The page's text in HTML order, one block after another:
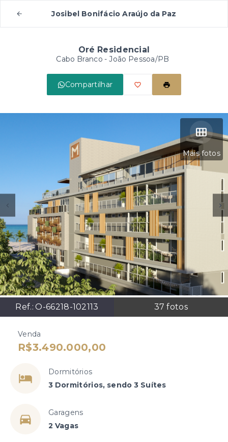
Josibel Bonifácio Araújo da Paz
Oré Residencial
Cabo Branco - João Pessoa/PB
Compartilhar
Mais fotos
Ref.:O-66218-102113 37 fotos
Venda
R$3.490.000,00
Dormitórios
3 Dormitórios, sendo 3 Suítes
Garagens
2 Vagas